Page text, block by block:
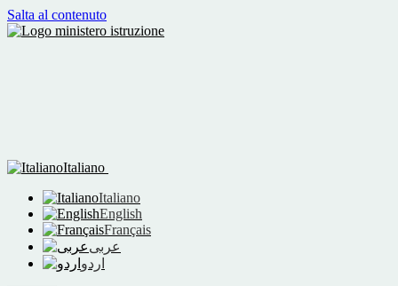
Salta al contenuto
Italiano
Italiano
English
Français
عربى
اردو